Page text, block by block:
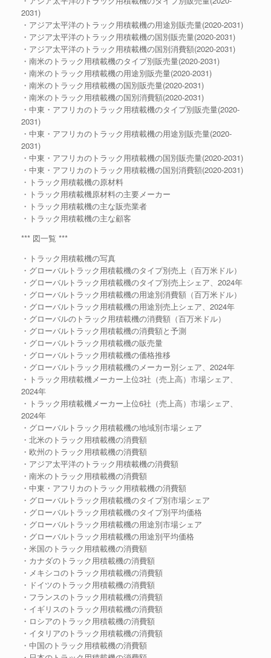
2031)
・アジア太平洋のトラック用積載機の用途別販売量(2020-2031)
・アジア太平洋のトラック用積載機の国別販売量(2020-2031)
・アジア太平洋のトラック用積載機の国別消費額(2020-2031)
・南米のトラック用積載機のタイプ別販売量(2020-2031)
・南米のトラック用積載機の用途別販売量(2020-2031)
・南米のトラック用積載機の国別販売量(2020-2031)
・南米のトラック用積載機の国別消費額(2020-2031)
・中東・アフリカのトラック用積載機のタイプ別販売量(2020-
2031)
・中東・アフリカのトラック用積載機の用途別販売量(2020-
2031)
・中東・アフリカのトラック用積載機の国別販売量(2020-2031)
・中東・アフリカのトラック用積載機の国別消費額(2020-2031)
・トラック用積載機の原材料
・トラック用積載機原材料の主要メーカー
・トラック用積載機の主な販売業者
・トラック用積載機の主な顧客
*** 図一覧 ***
・トラック用積載機の写真
・グローバルトラック用積載機のタイプ別売上（百万米ドル）
・グローバルトラック用積載機のタイプ別売上シェア、2024年
・グローバルトラック用積載機の用途別消費額（百万米ドル）
・グローバルトラック用積載機の用途別売上シェア、2024年
・グローバルのトラック用積載機の消費額（百万米ドル）
・グローバルトラック用積載機の消費額と予測
・グローバルトラック用積載機の販売量
・グローバルトラック用積載機の価格推移
・グローバルトラック用積載機のメーカー別シェア、2024年
・トラック用積載機メーカー上位3社（売上高）市場シェア、
2024年
・トラック用積載機メーカー上位6社（売上高）市場シェア、
2024年
・グローバルトラック用積載機の地域別市場シェア
・北米のトラック用積載機の消費額
・欧州のトラック用積載機の消費額
・アジア太平洋のトラック用積載機の消費額
・南米のトラック用積載機の消費額
・中東・アフリカのトラック用積載機の消費額
・グローバルトラック用積載機のタイプ別市場シェア
・グローバルトラック用積載機のタイプ別平均価格
・グローバルトラック用積載機の用途別市場シェア
・グローバルトラック用積載機の用途別平均価格
・米国のトラック用積載機の消費額
・カナダのトラック用積載機の消費額
・メキシコのトラック用積載機の消費額
・ドイツのトラック用積載機の消費額
・フランスのトラック用積載機の消費額
・イギリスのトラック用積載機の消費額
・ロシアのトラック用積載機の消費額
・イタリアのトラック用積載機の消費額
・中国のトラック用積載機の消費額